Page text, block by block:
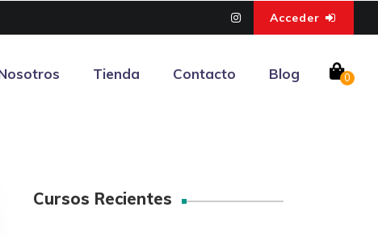
Acceder
Tienda Contacto Blog 0
Cursos Recientes